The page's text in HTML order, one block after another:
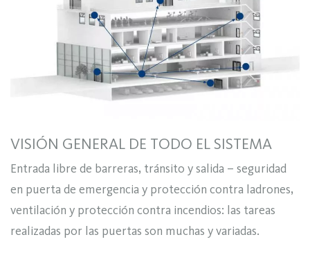
VISIÓN GENERAL DE TODO EL SISTEMA
Entrada libre de barreras, tránsito y salida – seguridad
en puerta de emergencia y protección contra ladrones,
ventilación y protección contra incendios: las tareas
realizadas por las puertas son muchas y variadas.